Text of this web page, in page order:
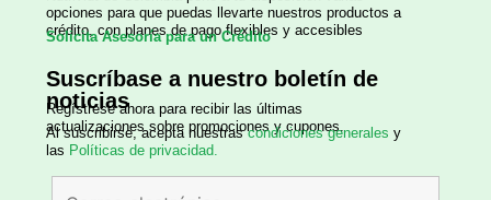
opciones para que puedas llevarte nuestros productos a
crédito, con planes de pago flexibles y accesibles
Solicita Asesoría para un Crédito
Suscríbase a nuestro boletín de
noticias
Regístrese ahora para recibir las últimas
actualizaciones sobre promociones y cupones.
Al suscribirse, acepta nuestrascondiciones generales y
las Políticas de privacidad.